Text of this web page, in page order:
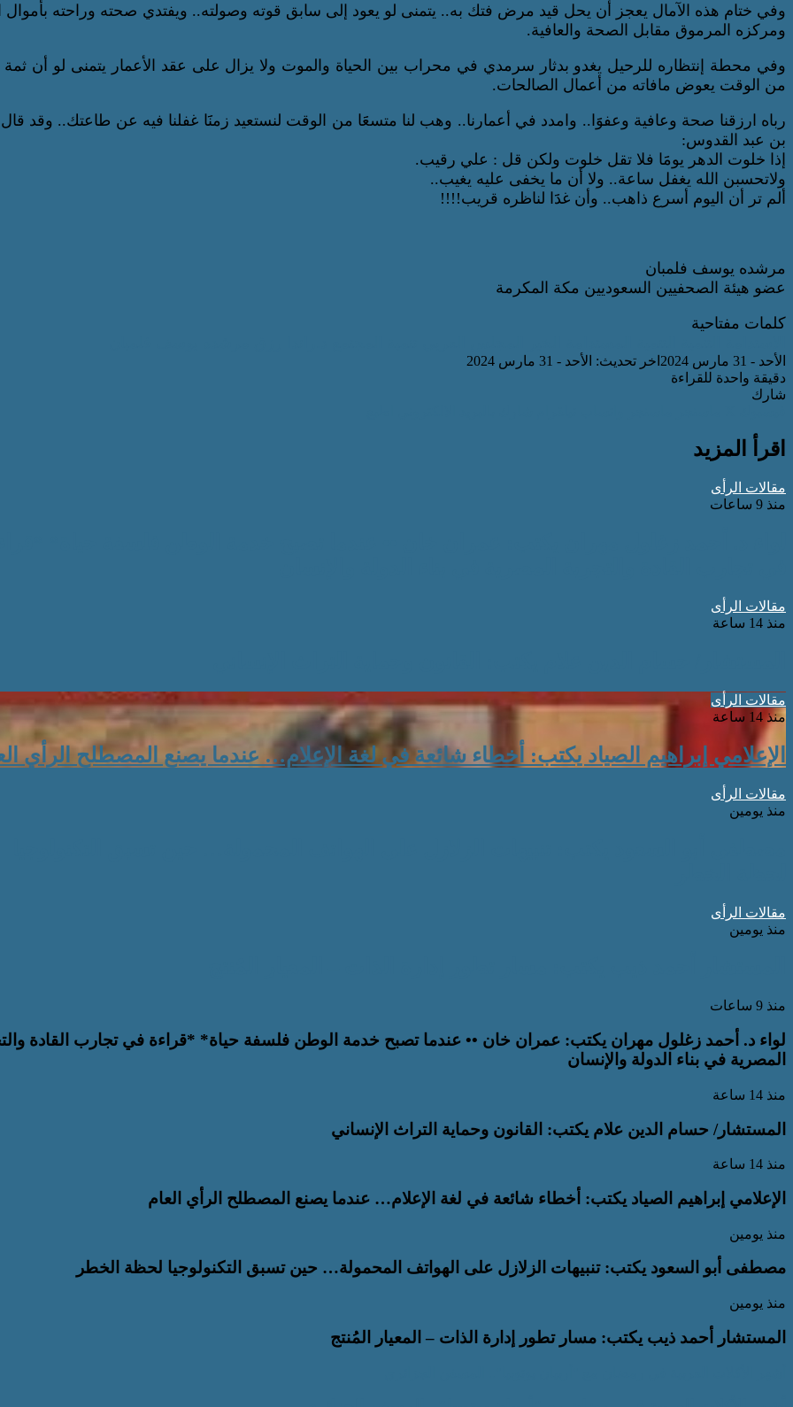
وفي ختام هذه الآمال يعجز أن يحل قيد مرض فتك به.. يتمنى لو يعود إلى سابق قوته وصولته.. ويفتدي صحته وراحته بأموال
ومركزه المرموق مقابل الصحة والعافية.
وفي محطة إنتظاره للرحيل يغدو بدثار سرمدي في محراب بين الحياة والموت ولا يزال على عقد الأعمار يتمنى لو أن
من الوقت يعوض مافاته من أعمال الصالحات.
رباه ارزقنا صحة وعافية وعفوََا.. وامدد في أعمارنا.. وهب لنا متسعََا من الوقت لنستعيد زمنََا غفلنا فيه عن طاعتك.. وقد
بن عبد القدوس:
إذا خلوت الدهر يومََا فلا تقل خلوت ولكن قل : علي رقيب.
ولاتحسبن الله يغفل ساعة.. ولا أن ما يخفى عليه يغيب..
ألم تر أن اليوم أسرع ذاهب.. وأن غدََا لناظره قريب!!!!
مرشده يوسف فلمبان
عضو هيئة الصحفيين السعوديين مكة المكرمة
كلمات مفتاحية
الأحد - 31 مارس 2024
اخر تحديث: الأحد - 31 مارس 2024
دقيقة واحدة للقراءة
شارك
اقرأ المزيد
مقالات الرأى
منذ 9 ساعات
مقالات الرأى
منذ 14 ساعة
مقالات الرأى
منذ 14 ساعة
الإعلامي إبراهيم الصياد يكتب: أخطاء شائعة في لغة الإعلام… عندما يصنع المصطلح الرأي
مقالات الرأى
منذ يومين
مقالات الرأى
منذ يومين
منذ 9 ساعات
لواء د. أحمد زغلول مهران يكتب: عمران خان •• عندما تصبح خدمة الوطن فلسفة حياة* *قراءة في تجارب القادة
المصرية في بناء الدولة والإنسان
منذ 14 ساعة
المستشار/ حسام الدين علام يكتب: القانون وحماية التراث الإنساني
منذ 14 ساعة
الإعلامي إبراهيم الصياد يكتب: أخطاء شائعة في لغة الإعلام… عندما يصنع المصطلح الرأي العام
منذ يومين
مصطفى أبو السعود يكتب: تنبيهات الزلازل على الهواتف المحمولة… حين تسبق التكنولوجيا لحظة الخطر
منذ يومين
المستشار أحمد ذيب يكتب: مسار تطور إدارة الذات – المعيار المُنتج